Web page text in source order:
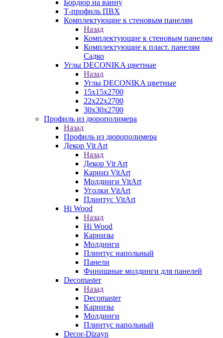
Бордюр на ванну
Т-профиль ПВХ
Комплектующие к стеновым панелям
Назад
Комплектующие к стеновым панелям
Комплектующие к пласт. панелям
Садко
Углы DECONIKA цветные
Назад
Углы DECONIKA цветные
15х15х2700
22х22х2700
30х30х2700
Профиль из дюрополимера
Назад
Профиль из дюрополимера
Декор Vit Art
Назад
Декор Vit Art
Карниз VitArt
Молдинги VitArt
Уголки VitArt
Плинтус VitArt
Hi Wood
Назад
Hi Wood
Карнизы
Молдинги
Плинтус напольный
Панели
Финишные молдинги для панелей
Decomaster
Назад
Decomaster
Карнизы
Молдинги
Плинтус напольный
Decor-Dizayn